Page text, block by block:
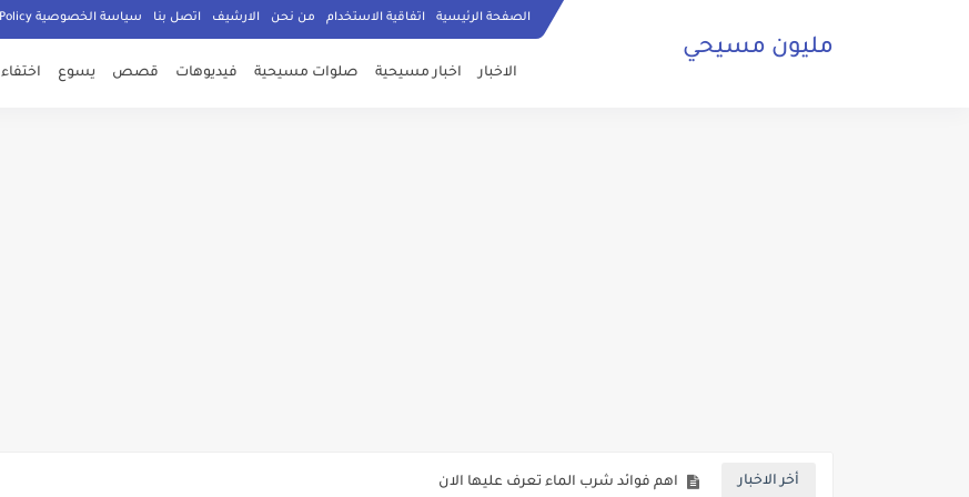
الصفحة الرئيسية اتفاقية الاستخدام من نحن الارشيف اتصل بنا سياسة الخصوصية Privacy Policy
مليون مسيحي
الاخبار اخبار مسيحية صلوات مسيحية فيديوهات قصص يسوع اختفاء
أخر الاخبار بالفيديو شخص من الفصائل المسلحة يهدد المسيحيين في سوريا عليكم تغيير دينكم أو دفع الجزية أو القتل